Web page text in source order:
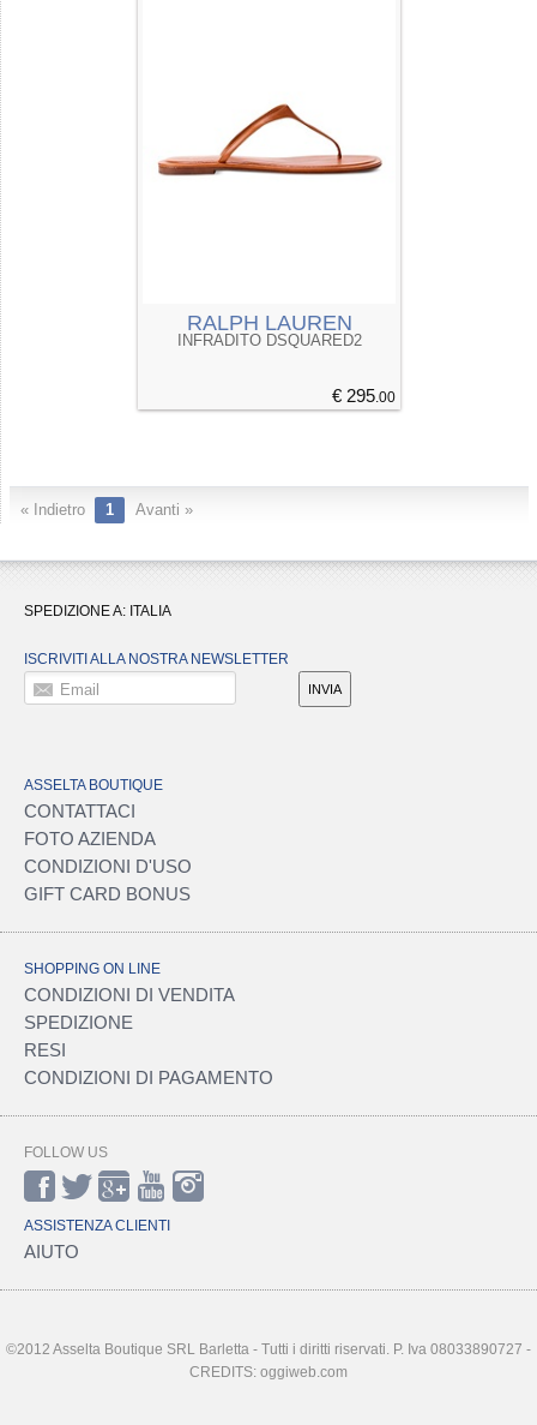
RALPH LAUREN
INFRADITO DSQUARED2
€ 295.00
« Indietro 1 Avanti »
SPEDIZIONE A: ITALIA
ISCRIVITI ALLA NOSTRA NEWSLETTER
Email INVIA
ASSELTA BOUTIQUE
CONTATTACI
FOTO AZIENDA
CONDIZIONI D'USO
GIFT CARD BONUS
SHOPPING ON LINE
CONDIZIONI DI VENDITA
SPEDIZIONE
RESI
CONDIZIONI DI PAGAMENTO
FOLLOW US
ASSISTENZA CLIENTI
AIUTO
©2012 Asselta Boutique SRL Barletta - Tutti i diritti riservati. P. Iva 08033890727 -
CREDITS: oggiweb.com